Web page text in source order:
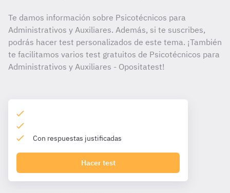
Te damos información sobre Psicotécnicos para
Administrativos y Auxiliares. Además, si te suscribes,
podrás hacer test personalizados de este tema. ¡También
te facilitamos varios test gratuitos de Psicotécnicos para
Administrativos y Auxiliares - Opositatest!
Con respuestas justificadas
Hacer test